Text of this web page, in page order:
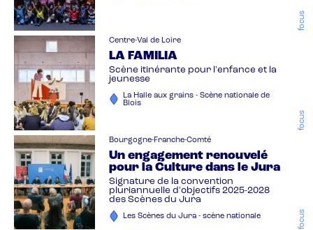
focus
Centre-Val de Loire
LA FAMILIA
Scène itinérante pour l'enfance et la
jeunesse
La Halle aux grains - Scène nationale de
Blois
focus
Bourgogne-Franche-Comté
Un engagement renouvelé
pour la Culture dans le Jura
Signature de la convention
pluriannuelle d'objectifs 2025-2028
des Scènes du Jura
Les Scènes du Jura - scène nationale focus